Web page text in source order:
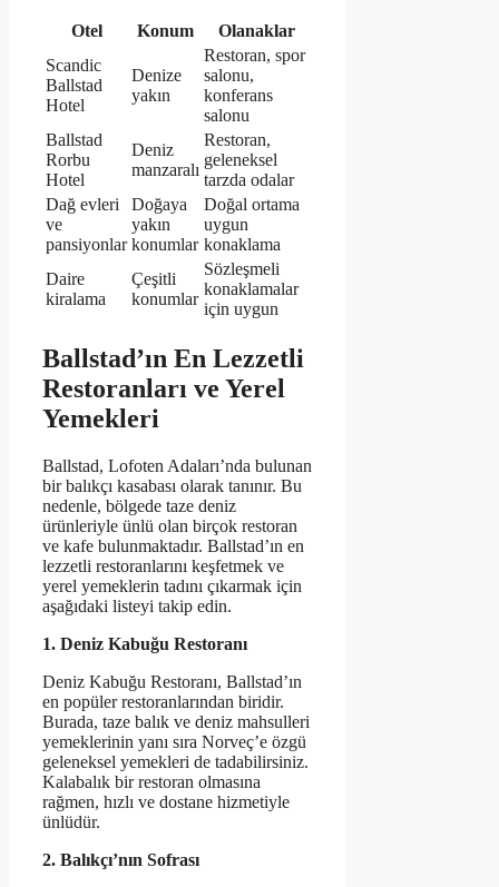
Otel Konum
Olanaklar
Scandic
Ballstad
Hotel
Denize
yakın
Restoran, spor
salonu,
konferans
salonu
Ballstad
Rorbu
Hotel
Deniz
manzaralı
Restoran,
geleneksel
tarzda odalar
Dağ evleri
ve
pansiyonlar
Doğaya
yakın
konumlar
Doğal ortama
uygun
konaklama
Daire
kiralama
Çeşitli
konumlar
Sözleşmeli
konaklamalar
için uygun
Ballstad’ın En Lezzetli
Restoranları ve Yerel
Yemekleri
Ballstad, Lofoten Adaları’nda bulunan
bir balıkçı kasabası olarak tanınır. Bu
nedenle, bölgede taze deniz
ürünleriyle ünlü olan birçok restoran
ve kafe bulunmaktadır. Ballstad’ın en
lezzetli restoranlarını keşfetmek ve
yerel yemeklerin tadını çıkarmak için
aşağıdaki listeyi takip edin.
1. Deniz Kabuğu Restoranı
Deniz Kabuğu Restoranı, Ballstad’ın
en popüler restoranlarından biridir.
Burada, taze balık ve deniz mahsulleri
yemeklerinin yanı sıra Norveç’e özgü
geleneksel yemekleri de tadabilirsiniz.
Kalabalık bir restoran olmasına
rağmen, hızlı ve dostane hizmetiyle
ünlüdür.
2. Balıkçı’nın Sofrası